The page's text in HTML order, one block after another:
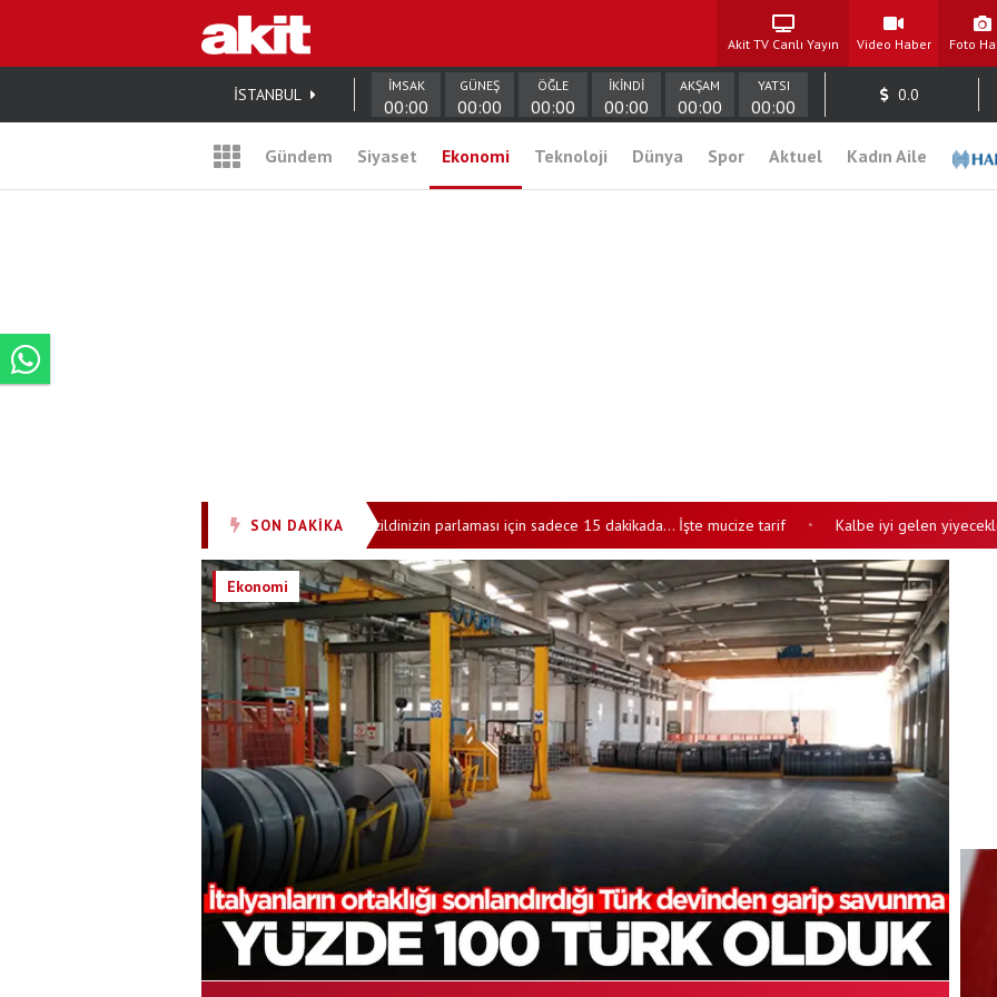
Akit TV Canlı Yayın Video Haber Foto
İSTANBUL İMSAK
00:00
GÜNEŞ
00:00
ÖĞLE
00:00
İKİNDİ
00:00
AKŞAM
00:00
YATSI
00:00
0.0
Gündem Siyaset Ekonomi Teknoloji Dünya Spor Aktuel Kadın Aile
SON DAKİKA
Bölgeye sürün cildinizin parlaması için sadece 15 dakikada... İşte mucize tarif • Kalbe iyi gelen yiyecekler: Bunları
Ekonomi
7